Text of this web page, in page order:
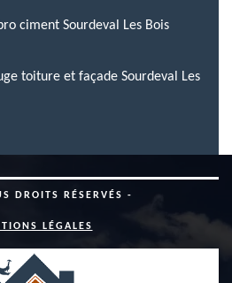
ciment Sourdeval Les Bois
toiture et façade Sourdeval Les
DROITS RÉSERVÉS -
LÉGALES